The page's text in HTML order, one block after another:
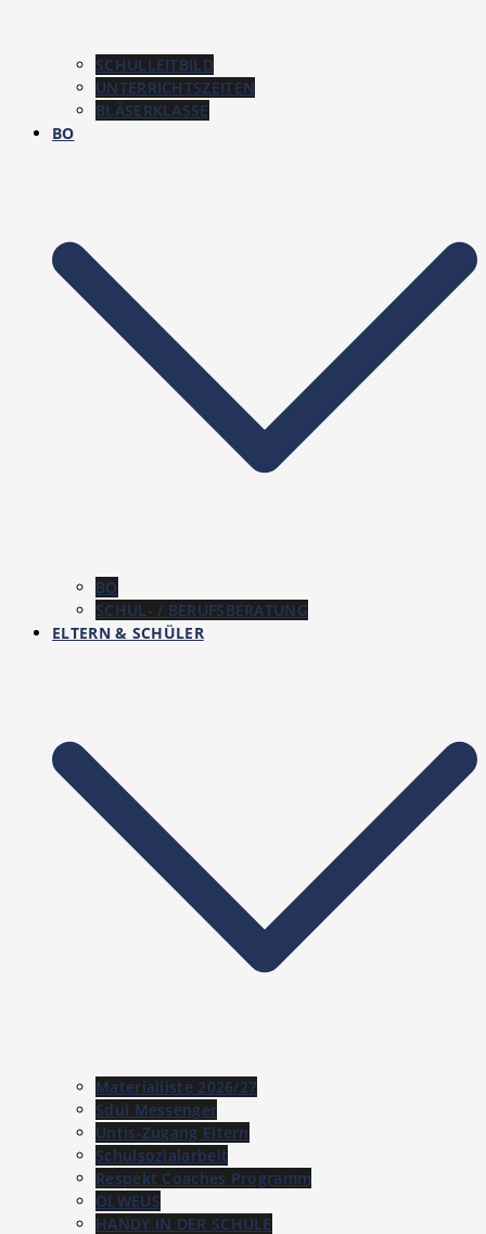
SCHULLEITBILD
UNTERRICHTSZEITEN
BLÄSERKLASSE
BO
BO
SCHUL- / BERUFSBERATUNG
ELTERN & SCHÜLER
Materialliste 2026/27
Sdui Messenger
Untis-Zugang Eltern
Schulsozialarbeit
Respekt Coaches Programm
OLWEUS
HANDY IN DER SCHULE